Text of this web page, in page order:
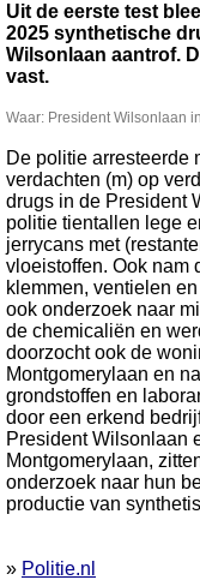
Uit de eerste test
2025 synthetische
Wilsonlaan aantrof.
vast.
Waar: President Wilsonlaan
De politie arresteerde
verdachten (m) op
drugs in de President
politie tientallen lege
jerrycans met
vloeistoffen. Ook nam
klemmen, ventielen
ook onderzoek naar
de chemicaliën en
doorzocht ook de
Montgomerylaan en
grondstoffen en
door een erkend
President Wilsonlaan
Montgomerylaan,
onderzoek naar hun
productie van
» Politie.nl